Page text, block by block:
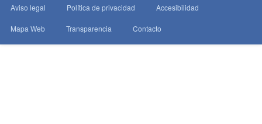
Aviso legal Política de privacidad Accesibilidad
Mapa Web Transparencia Contacto